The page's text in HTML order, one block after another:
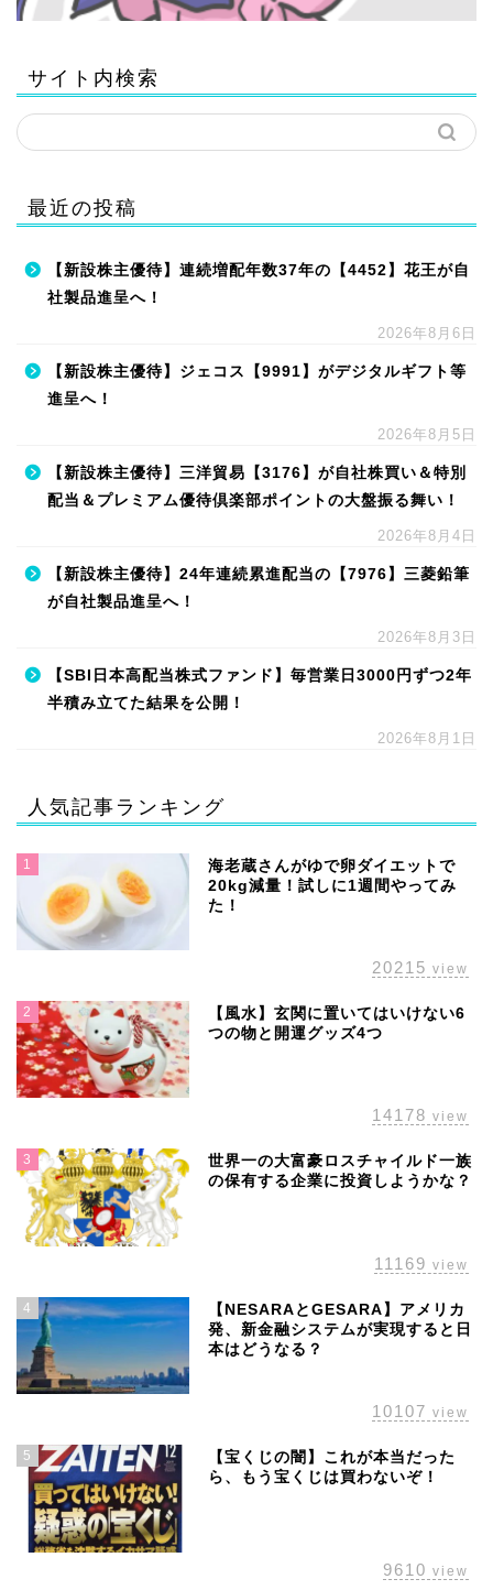
サイト内検索
最近の投稿
【新設株主優待】連続増配年数37年の【4452】花王が自
社製品進呈へ！
2026年8月6日
【新設株主優待】ジェコス【9991】がデジタルギフト等
進呈へ！
2026年8月5日
【新設株主優待】三洋貿易【3176】が自社株買い＆特別
配当＆プレミアム優待倶楽部ポイントの大盤振る舞い！
2026年8月4日
【新設株主優待】24年連続累進配当の【7976】三菱鉛筆
が自社製品進呈へ！
2026年8月3日
【SBI日本高配当株式ファンド】毎営業日3000円ずつ2年
半積み立てた結果を公開！
2026年8月1日
人気記事ランキング
1
海老蔵さんがゆで卵ダイエットで
20kg減量！試しに1週間やってみ
た！
20215 view
2
【風水】玄関に置いてはいけない6
つの物と開運グッズ4つ
14178 view
3
世界一の大富豪ロスチャイルド一族
の保有する企業に投資しようかな？
11169 view
4
【NESARAとGESARA】アメリカ
発、新金融システムが実現すると日
本はどうなる？
10107 view
5
【宝くじの闇】これが本当だった
ら、もう宝くじは買わないぞ！
9610 view
ホーム